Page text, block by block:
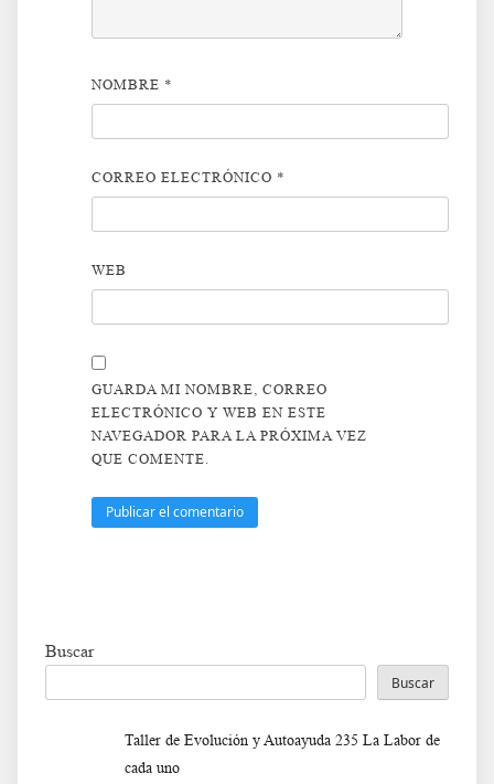
NOMBRE *
CORREO ELECTRÓNICO *
WEB
GUARDA MI NOMBRE, CORREO
ELECTRÓNICO Y WEB EN ESTE
NAVEGADOR PARA LA PRÓXIMA VEZ
QUE COMENTE.
Buscar
Buscar
Taller de Evolución y Autoayuda 235 La Labor de
cada uno